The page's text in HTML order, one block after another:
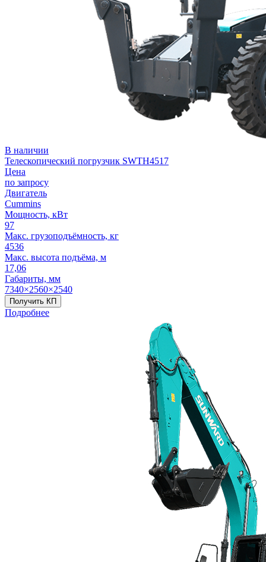
В наличии
Телескопический погрузчик SWTH4517
Цена
по запросу
Двигатель
Cummins
Мощность, кВт
97
Макс. грузоподъёмность, кг
4536
Макс. высота подъёма, м
17,06
Габариты, мм
7340×2560×2540
Получить КП
Подробнее